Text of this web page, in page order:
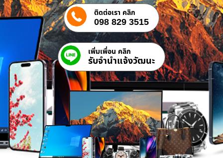
ติดต่อเรา คลิก
098 829 3515
เพิ่มเพื่อน คลิก
รับจํานําแจ้งวัฒนะ